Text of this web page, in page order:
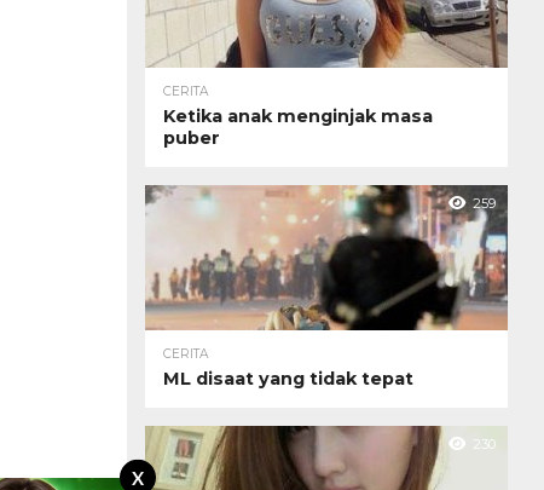
X
CERITA
Ketika anak menginjak masa
puber
259
CERITA
ML disaat yang tidak tepat
230